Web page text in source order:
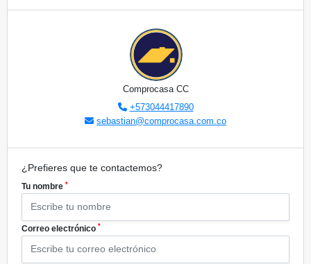
Comprocasa CC
+573044417890
sebastian@comprocasa.com.co
¿Prefieres que te contactemos?
Tu nombre *
Correo electrónico *